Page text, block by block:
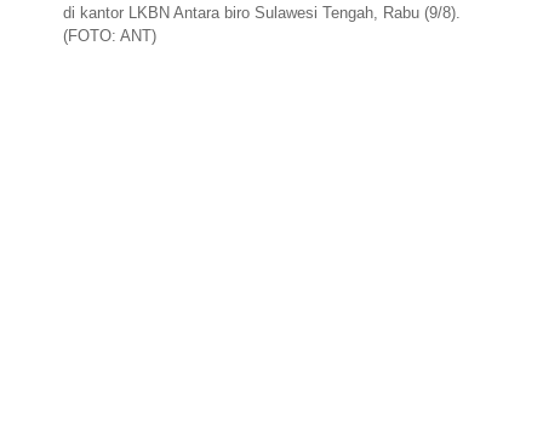
di kantor LKBN Antara biro Sulawesi Tengah, Rabu (9/8).
(FOTO: ANT)